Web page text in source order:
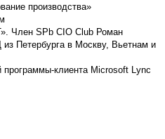
производства»
Член SPb CIO Club Роман
Петербурга в Москву, Вьетнам и
программы-клиента Microsoft Lync